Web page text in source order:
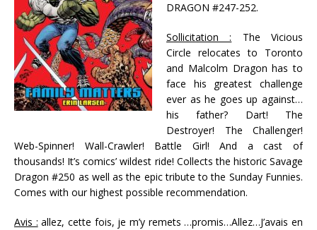
DRAGON #247-252.
Sollicitation : The Vicious
Circle relocates to Toronto
and Malcolm Dragon has to
face his greatest challenge
ever as he goes up against…
his father? Dart! The
Destroyer! The Challenger!
Web-Spinner! Wall-Crawler! Battle Girl! And a cast of
thousands! It’s comics’ wildest ride! Collects the historic Savage
Dragon #250 as well as the epic tribute to the Sunday Funnies.
Comes with our highest possible recommendation.
Avis : allez, cette fois, je m’y remets …promis…Allez…J’avais en